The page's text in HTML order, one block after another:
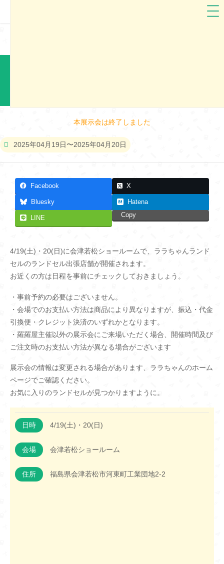
本展示会は終了しました
2025年04月19日〜2025年04月20日
Facebook X
Bluesky Hatena
LINE Copy
4/19(土)・20(日)に会津若松ショールームで、ララちゃんランド
セルのランドセル出張店舗が開催されます。
お近くの方は日程を事前にチェックしておきましょう。
・事前予約の必要はございません。
・会場でのお支払い方法は商品により異なりますが、振込・代金
引換便・クレジット決済のいずれかとなります。
・羅羅屋主催以外の展示会にご来場いただく場合、開催時間及び
ご注文時のお支払い方法が異なる場合がございます
展示会の情報は変更される場合があります、ララちゃんのホーム
ページでご確認ください。
お気に入りのランドセルが見つかりますように。
日時 4/19(土)・20(日)
会場 会津若松ショールーム
住所 福島県会津若松市河東町工業団地2-2